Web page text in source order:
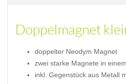
Doppelmagnet
doppelter Neodym Magnet
zwei starke Magnete in
inkl. Gegenstück aus Metall